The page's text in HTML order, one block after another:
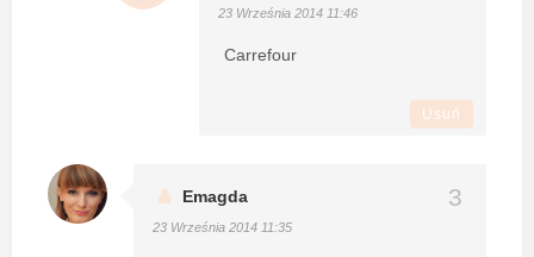
23 Września 2014 11:46
Carrefour
Usuń
Emagda
23 Września 2014 11:35